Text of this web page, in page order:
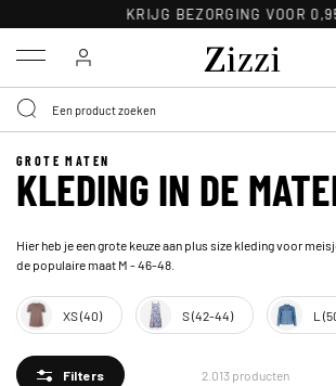
30 DAGEN GRATIS RETOURNEREN
Menu
GROTE MATEN
KLEDING IN DE
Hier heb je een grote keuze aan plus size kleding voor
de populaire maat M - 46-48.
XS (40) S (42-44) L
Filters 2.013 producten